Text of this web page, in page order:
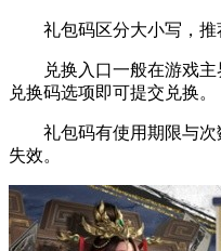
礼包码区分大小写，推
兑换入口一般在游戏主
兑换码选项即可提交兑换。
礼包码有使用期限与次
失效。